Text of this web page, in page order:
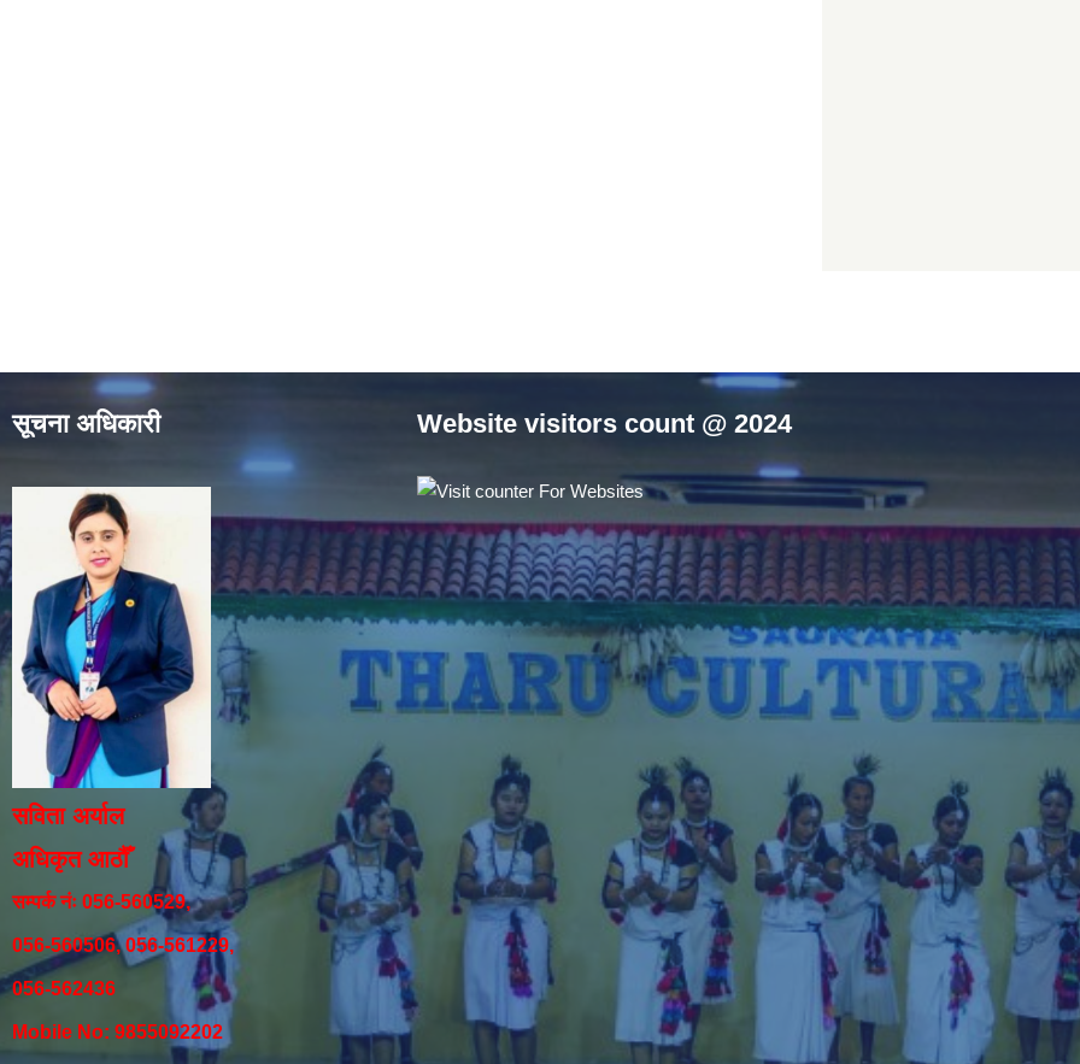
सूचना अधिकारी
सविता अर्याल
अधिकृत आठौँ
सम्पर्क नंः 056-560529,
056-560506, 056-561229,
056-562436
Mobile No: 9855092202
Website visitors count @ 2024